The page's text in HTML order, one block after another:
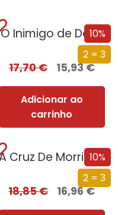
10%
2 = 3
O Inimigo de Deus
17,70€ 15,93€
Adicionar ao
carrinho
10%
2 = 3
A Cruz De Morrigan
18,85€ 16,96€